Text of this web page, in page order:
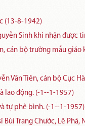
(13-8-1942)
Sinh khi nhận được
cán bộ trường mẫu
Văn Tiên, cán bộ Cục
lao động. (-1--1-1957)
tự phê bình. (-1--1-1957)
Trang Chước, Lê Phả,